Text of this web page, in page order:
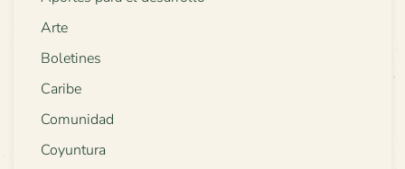
Arte
Boletines
Caribe
Comunidad
Coyuntura